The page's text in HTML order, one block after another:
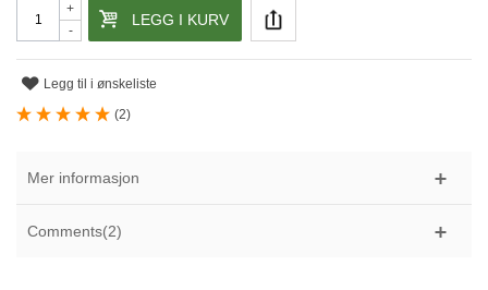
-
+
LEGG I KURV
Legg til i ønskeliste
(2)
Mer informasjon
Comments(2)